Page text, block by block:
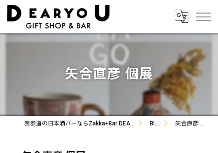
矢合直彦 個展
表参道の日本酒バーならZakka+Bar DEARYOU Blog 矢合直彦 個展